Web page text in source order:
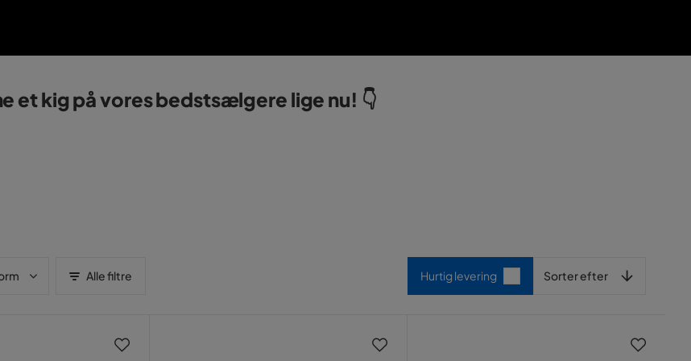
et kig på vores bedst­sælgere lige nu! 👇
Alle filtre Hurtig levering Sorter efter